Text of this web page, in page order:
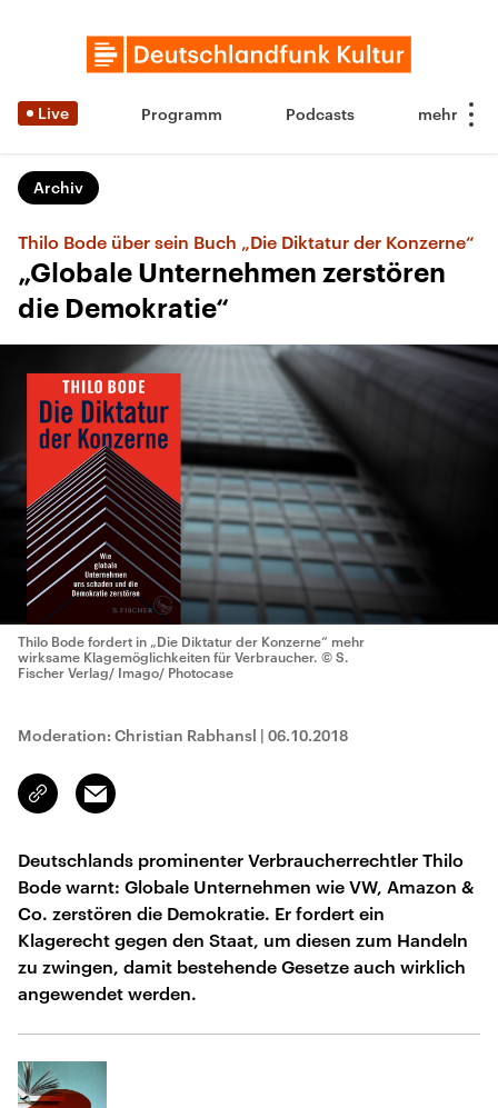
Live Programm Podcasts
Archiv
Thilo Bode über sein Buch „Die Diktatur der Konzerne“
„Globale Unternehmen zerstören
die Demokratie“
Thilo Bode fordert in „Die Diktatur der Konzerne“ mehr
wirksame Klagemöglichkeiten für Verbraucher. © S.
Fischer Verlag/ Imago/ Photocase
Moderation: Christian Rabhansl | 06.10.2018
Link
kopieren/teilen
Email
Deutschlands prominenter Verbraucherrechtler Thilo
Bode warnt: Globale Unternehmen wie VW, Amazon &
Co. zerstören die Demokratie. Er fordert ein
Klagerecht gegen den Staat, um diesen zum Handeln
zu zwingen, damit bestehende Gesetze auch wirklich
angewendet werden.